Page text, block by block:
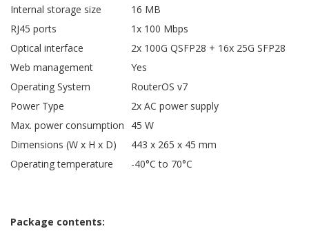
Internal storage size
16 MB
RJ45 ports
1x 100 Mbps
Optical interface
2x 100G QSFP28 + 16x 25G SFP28
Web management
Yes
Operating System
RouterOS v7
Power Type
2x AC power supply
Max. power consumption
45 W
Dimensions (W x H x D)
443 x 265 x 45 mm
Operating temperature
-40°C to 70°C
Package contents: